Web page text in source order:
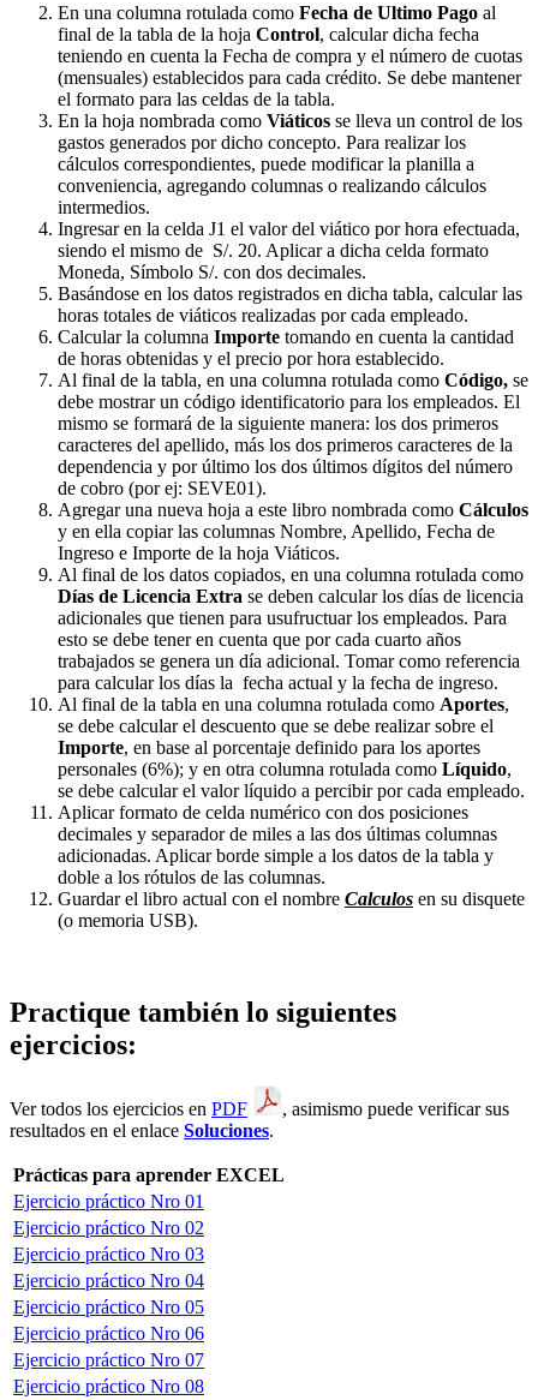
En una columna rotulada como Fecha de Ultimo Pago al
final de la tabla de la hoja Control, calcular dicha fecha
teniendo en cuenta la Fecha de compra y el número de cuotas
(mensuales) establecidos para cada crédito. Se debe mantener
el formato para las celdas de la tabla.
En la hoja nombrada como Viáticos se lleva un control de los
gastos generados por dicho concepto. Para realizar los
cálculos correspondientes, puede modificar la planilla a
conveniencia, agregando columnas o realizando cálculos
intermedios.
Ingresar en la celda J1 el valor del viático por hora efectuada,
siendo el mismo de S/. 20. Aplicar a dicha celda formato
Moneda, Símbolo S/. con dos decimales.
Basándose en los datos registrados en dicha tabla, calcular las
horas totales de viáticos realizadas por cada empleado.
Calcular la columna Importe tomando en cuenta la cantidad
de horas obtenidas y el precio por hora establecido.
Al final de la tabla, en una columna rotulada como Código, se
debe mostrar un código identificatorio para los empleados. El
mismo se formará de la siguiente manera: los dos primeros
caracteres del apellido, más los dos primeros caracteres de la
dependencia y por último los dos últimos dígitos del número
de cobro (por ej: SEVE01).
Agregar una nueva hoja a este libro nombrada como Cálculos
y en ella copiar las columnas Nombre, Apellido, Fecha de
Ingreso e Importe de la hoja Viáticos.
Al final de los datos copiados, en una columna rotulada como
Días de Licencia Extra se deben calcular los días de licencia
adicionales que tienen para usufructuar los empleados. Para
esto se debe tener en cuenta que por cada cuarto años
trabajados se genera un día adicional. Tomar como referencia
para calcular los días la fecha actual y la fecha de ingreso.
Al final de la tabla en una columna rotulada como Aportes,
se debe calcular el descuento que se debe realizar sobre el
Importe, en base al porcentaje definido para los aportes
personales (6%); y en otra columna rotulada como Líquido,
se debe calcular el valor líquido a percibir por cada empleado.
Aplicar formato de celda numérico con dos posiciones
decimales y separador de miles a las dos últimas columnas
adicionadas. Aplicar borde simple a los datos de la tabla y
doble a los rótulos de las columnas.
Guardar el libro actual con el nombre Calculos en su disquete
(o memoria USB).
Practique también lo siguientes
ejercicios:
Ver todos los ejercicios en PDF
, asimismo puede verificar sus
resultados en el enlace Soluciones.
Prácticas para aprender EXCEL
Ejercicio práctico Nro 01
Ejercicio práctico Nro 02
Ejercicio práctico Nro 03
Ejercicio práctico Nro 04
Ejercicio práctico Nro 05
Ejercicio práctico Nro 06
Ejercicio práctico Nro 07
Ejercicio práctico Nro 08